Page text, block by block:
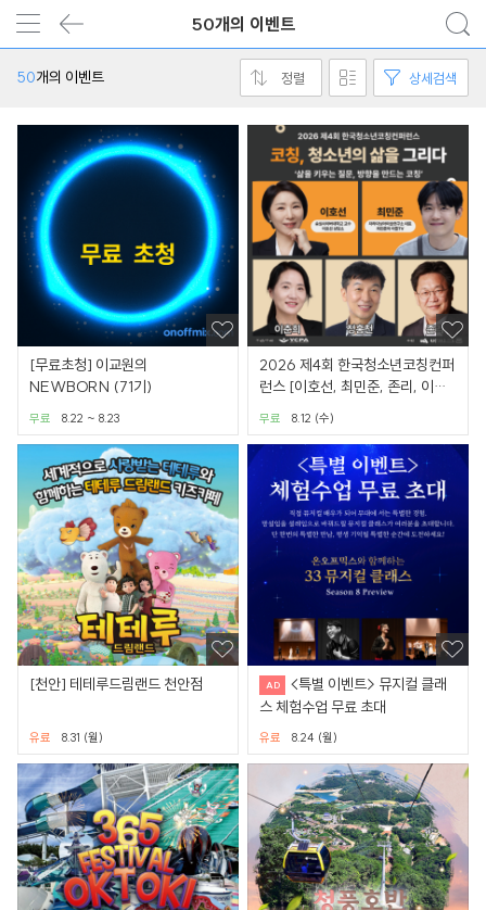
50개의 이벤트
50개의 이벤트 정렬 상세검색
[무료초청] 이교원의
NEWBORN (71기)
8.22 ~ 8.23
무료
2026 제4회 한국청소년코칭컨퍼
런스 [이호선, 최민준, 존리, 이춘
희, 정홍천 강연]
8.12 (수)
무료
[천안] 테테루드림랜드 천안점
8.31 (월)
유료
<특별 이벤트> 뮤지컬 클래
스 체험수업 무료 초대
8.24 (월)
유료